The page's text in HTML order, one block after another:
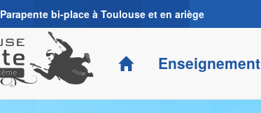
Parapente bi-place à Toulouse et en ariège
Enseignement